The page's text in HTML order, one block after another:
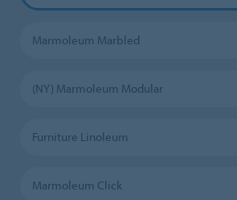
Marmoleum Marbled
(NY) Marmoleum Modular
Furniture Linoleum
Marmoleum Click